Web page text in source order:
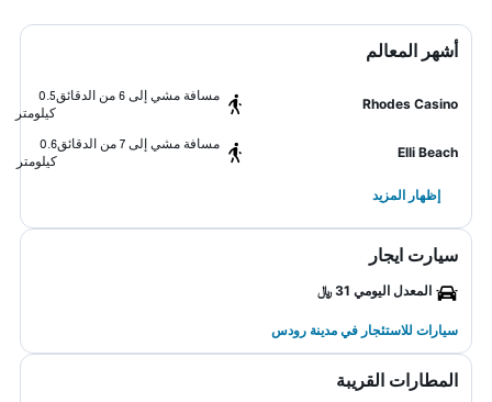
أشهر المعالم
Rhodes Casino
مسافة مشي إلى 6 من الدقائق
0.5
كيلومتر
Elli Beach
مسافة مشي إلى 7 من الدقائق
0.6
كيلومتر
إظهار المزيد
سيارت ايجار
المعدل اليومي 31 ﷼
سيارات للاستئجار في مدينة رودس
المطارات القريبة